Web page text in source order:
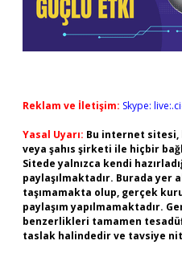
Reklam ve İletişim: Skype:
Yasal Uyarı: Bu internet sitesi,
veya şahıs şirketi ile hiçbir
Sitede yalnızca kendi
paylaşılmaktadır. Burada
taşımamakta olup, gerçek
paylaşım yapılmamaktadır.
benzerlikleri tamamen
taslak halindedir ve tavsiye